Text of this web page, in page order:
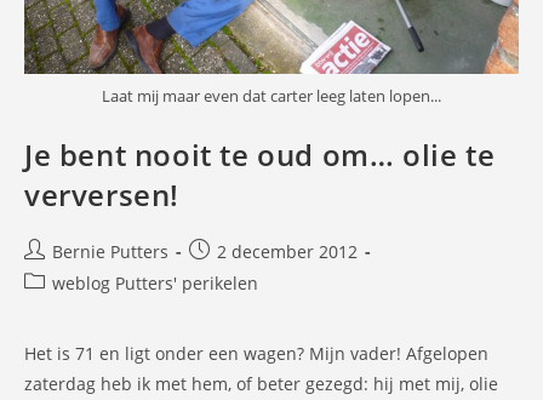
Laat mij maar even dat carter leeg laten lopen...
Je bent nooit te oud om… olie te
verversen!
Bericht
auteur:
Bernie Putters
Bericht
gepubliceerd
2 december 2012
Berichtcategorie:
weblog Putters' perikelen
Het is 71 en ligt onder een wagen? Mijn vader! Afgelopen
zaterdag heb ik met hem, of beter gezegd: hij met mij, olie